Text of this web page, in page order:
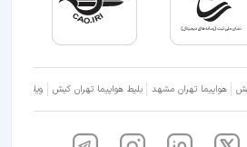
هواپیما تهران مشهد بلیط هواپیما تهران کیش ویلا شمال